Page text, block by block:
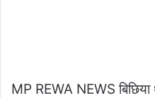
MP REWA NEWS बिछिया